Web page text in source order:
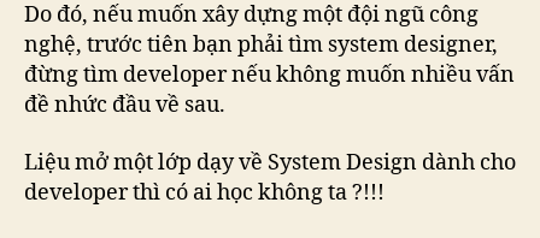
Do đó, nếu muốn xây dựng một đội ngũ công
nghệ, trước tiên bạn phải tìm system designer,
đừng tìm developer nếu không muốn nhiều vấn
đề nhức đầu về sau.
Liệu mở một lớp dạy về System Design dành cho
developer thì có ai học không ta ?!!!